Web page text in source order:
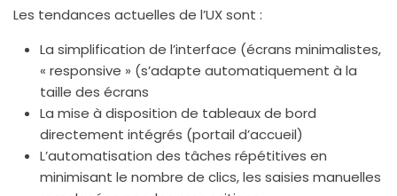
Les tendances actuelles de l’UX sont :
La simplification de l’interface (écrans minimalistes,
« responsive » (s’adapte automatiquement à la
taille des écrans
La mise à disposition de tableaux de bord
directement intégrés (portail d’accueil)
L’automatisation des tâches répétitives en
minimisant le nombre de clics, les saisies manuelles